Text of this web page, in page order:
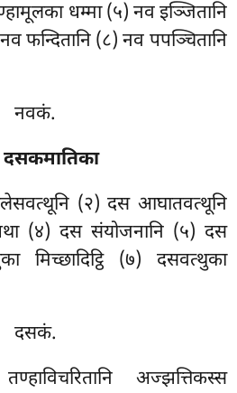
धम्मा (५) नव इञ्जितानि
फन्दितानि (८) नव पपञ्चितानि
नवकं.
दसकमातिका
(२) दस आघातवत्थूनि
(४) दस संयोजनानि (५) दस
मिच्छादिट्ठि (७) दसवत्थुका
दसकं.
अज्झत्तिकस्स